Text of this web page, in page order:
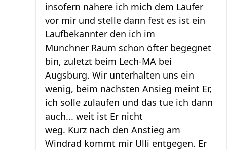
insofern nähere ich mich dem Läufer
vor mir und stelle dann fest es ist ein
Laufbekannter den ich im
Münchner Raum schon öfter begegnet
bin, zuletzt beim Lech-MA bei
Augsburg. Wir unterhalten uns ein
wenig, beim nächsten Ansieg meint Er,
ich solle zulaufen und das tue ich dann
auch... weit ist Er nicht
weg. Kurz nach den Anstieg am
Windrad kommt mir Ulli entgegen. Er